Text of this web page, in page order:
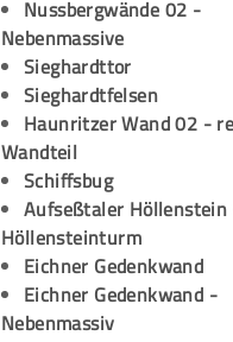
Nussbergwände 02 -
Nebenmassive
Sieghardttor
Sieghardtfelsen
Haunritzer Wand 02 -
Wandteil
Schiffsbug
Aufseßtaler
Höllensteinturm
Eichner Gedenkwand
Eichner Gedenkwand -
Nebenmassiv